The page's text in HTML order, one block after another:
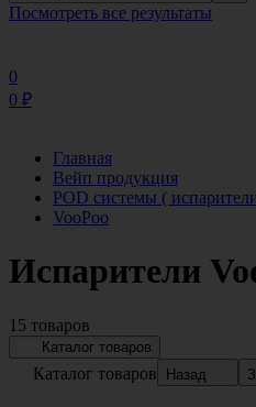
Посмотреть все результаты
0
0 ₽
Главная
Вейп продукция
POD системы (
VooPoo
Испарители
15 товаров
Каталог товаров
Каталог товаров Назад